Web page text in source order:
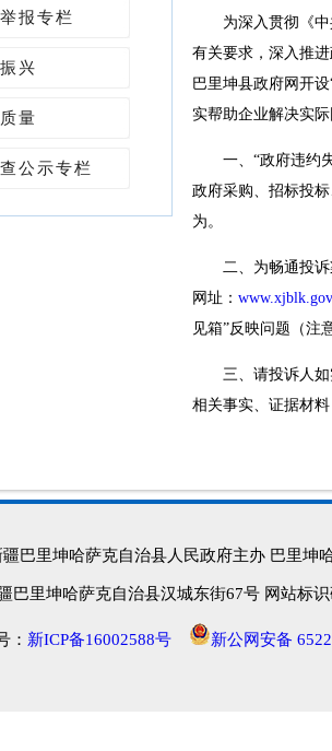
报专栏
兴
量
公示专栏
为深入贯彻
《
有关要求，深入推
巴里坤县政府网开
实帮助企业解决实
一、“政府违约
政府采购、招标投
为。
二、为畅通投
网址：
见箱”反映问题（注
三、请投诉人
相关事实、证据材
疆巴里坤哈萨克自治县人民政府主办 巴里坤
巴里坤哈萨克自治县汉城东街67号 网站标
： 新ICP备16002588号 新公网安备